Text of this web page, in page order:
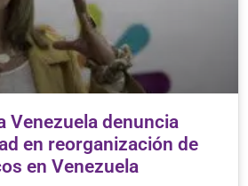
Venezuela denuncia
en reorganización de
en Venezuela